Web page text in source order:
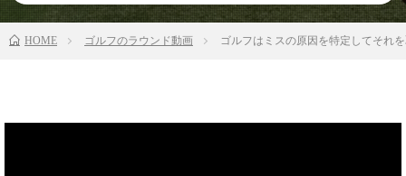
HOME ゴルフのラウンド動画 ゴルフはミスの原因を特定してそれ